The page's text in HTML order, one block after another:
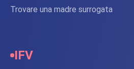
Trovare una madre surrogata
IFV